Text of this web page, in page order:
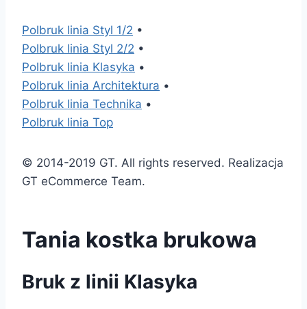
Polbruk linia Styl 1/2 •
Polbruk linia Styl 2/2 •
Polbruk linia Klasyka •
Polbruk linia Architektura •
Polbruk linia Technika •
Polbruk linia Top
© 2014-2019 GT. All rights reserved. Realizacja
GT eCommerce Team.
Tania kostka brukowa
Bruk z linii Klasyka